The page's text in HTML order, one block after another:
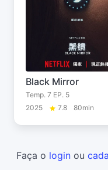
Black Mirror
Temp. 7 EP. 5
2025
7.8 80min
Faça o login ou